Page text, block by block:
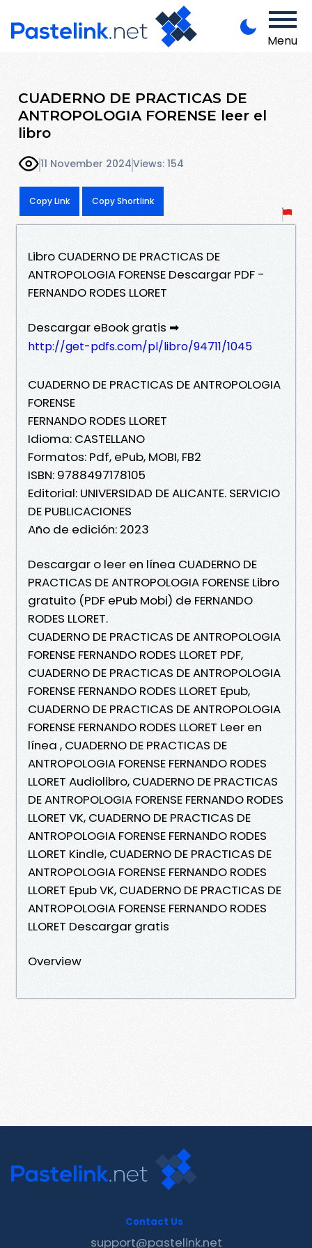
Menu
CUADERNO DE PRACTICAS DE
ANTROPOLOGIA FORENSE leer el
libro
11 November 2024Views: 154
Copy Link Copy Shortlink
Libro CUADERNO DE PRACTICAS DE
ANTROPOLOGIA FORENSE Descargar PDF -
FERNANDO RODES LLORET
Descargar eBook gratis ➡
http://get-pdfs.com/pl/libro/94711/1045
CUADERNO DE PRACTICAS DE ANTROPOLOGIA
FORENSE
FERNANDO RODES LLORET
Idioma: CASTELLANO
Formatos: Pdf, ePub, MOBI, FB2
ISBN: 9788497178105
Editorial: UNIVERSIDAD DE ALICANTE. SERVICIO
DE PUBLICACIONES
Año de edición: 2023
Descargar o leer en línea CUADERNO DE
PRACTICAS DE ANTROPOLOGIA FORENSE Libro
gratuito (PDF ePub Mobi) de FERNANDO
RODES LLORET.
CUADERNO DE PRACTICAS DE ANTROPOLOGIA
FORENSE FERNANDO RODES LLORET PDF,
CUADERNO DE PRACTICAS DE ANTROPOLOGIA
FORENSE FERNANDO RODES LLORET Epub,
CUADERNO DE PRACTICAS DE ANTROPOLOGIA
FORENSE FERNANDO RODES LLORET Leer en
línea , CUADERNO DE PRACTICAS DE
ANTROPOLOGIA FORENSE FERNANDO RODES
LLORET Audiolibro, CUADERNO DE PRACTICAS
DE ANTROPOLOGIA FORENSE FERNANDO RODES
LLORET VK, CUADERNO DE PRACTICAS DE
ANTROPOLOGIA FORENSE FERNANDO RODES
LLORET Kindle, CUADERNO DE PRACTICAS DE
ANTROPOLOGIA FORENSE FERNANDO RODES
LLORET Epub VK, CUADERNO DE PRACTICAS DE
ANTROPOLOGIA FORENSE FERNANDO RODES
LLORET Descargar gratis
Overview
Contact Us
support@pastelink.net